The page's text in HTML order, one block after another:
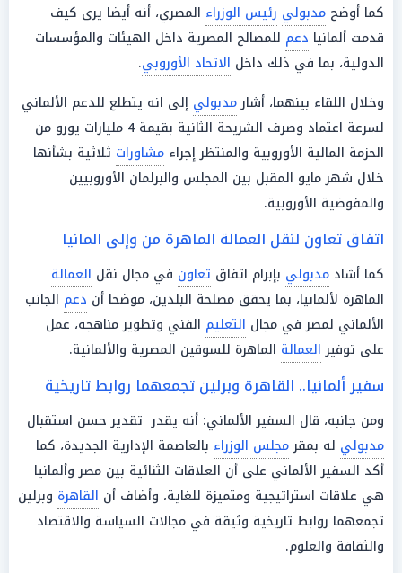
كما أوضح مدبولي رئيس الوزراء المصري، أنه أيضا يرى كيف
قدمت ألمانيا دعم للمصالح المصرية داخل الهيئات والمؤسسات
الدولية، بما في ذلك داخل الاتحاد الأوروبي.
وخلال اللقاء بينهما، أشارمدبولي إلى انه يتطلع للدعم الألماني
لسرعة اعتماد وصرف الشريحة الثانية بقيمة 4 مليارات يورو من
الحزمة المالية الأوروبية والمنتظر إجراء مشاورات ثلاثية بشأنها
خلال شهر مايو المقبل بين المجلس والبرلمان الأوروبيين
والمفوضية الأوروبية.
اتفاق تعاون لنقل العمالة الماهرة من وإلى المانيا
كما أشاد مدبولي بإبرام اتفاق تعاون في مجال نقل العمالة
الماهرة لألمانيا، بما يحقق مصلحة البلدين، موضحا أن دعم الجانب
الألماني لمصر في مجال التعليم الفني وتطوير مناهجه، عمل
على توفيرالعمالة الماهرة للسوقين المصرية والألمانية.
سفير ألمانيا.. القاهرة وبرلين تجمعهما روابط تاريخية
ومن جانبه، قال السفير الألماني: أنه يقدر تقدير حسن استقبال
مدبولي له بمقرمجلس الوزراء بالعاصمة الإدارية الجديدة، كما
أكد السفير الألماني على أن العلاقات الثنائية بين مصر وألمانيا
هي علاقات استراتيجية ومتميزة للغاية، وأضاف أن القاهرة وبرلين
تجمعهما روابط تاريخية وثيقة في مجالات السياسة والاقتصاد
والثقافة والعلوم.